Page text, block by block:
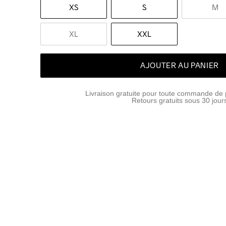
XS S M
XL XXL
AJOUTER AU PANIER
Livraison gratuite pour toute commande de
Retours gratuits sous 30